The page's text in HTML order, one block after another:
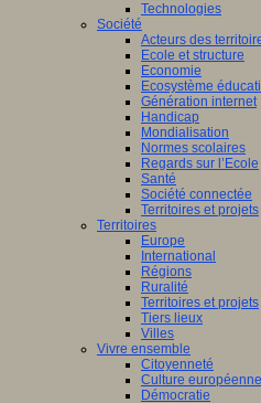
Technologies
Société
Acteurs des
Ecole et structure
Economie
Ecosystème
Génération internet
Handicap
Mondialisation
Normes scolaires
Regards sur l’Ecole
Santé
Société connectée
Territoires et projets
Territoires
Europe
International
Régions
Ruralité
Territoires et projets
Tiers lieux
Villes
Vivre ensemble
Citoyenneté
Culture européenne
Démocratie